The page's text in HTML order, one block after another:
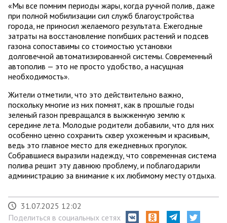
«Мы все помним периоды жары, когда ручной полив, даже
при полной мобилизации сил служб благоустройства
города, не приносил желаемого результата. Ежегодные
затраты на восстановление погибших растений и подсев
газона сопоставимы со стоимостью установки
долговечной автоматизированной системы. Современный
автополив — это не просто удобство, а насущная
необходимость».
Жители отметили, что это действительно важно,
поскольку многие из них помнят, как в прошлые годы
зеленый газон превращался в выжженную землю к
середине лета. Молодые родители добавили, что для них
особенно ценно сохранить сквер ухоженным и красивым,
ведь это главное место для ежедневных прогулок.
Собравшиеся выразили надежду, что современная система
полива решит эту давнюю проблему, и поблагодарили
администрацию за внимание к их любимому месту отдыха.
31.07.2025 12:02
Поделиться в социальных сетях